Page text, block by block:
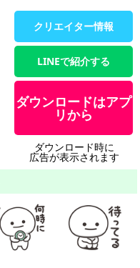
クリエイター情報
LINEで紹介する
ダウンロードはアプ
リから
ダウンロード時に
広告が表示されます